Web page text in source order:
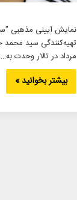
نمایش آیینی مذهبی
مرداد در تالار وحدت به…
بیشتر بخوانید »